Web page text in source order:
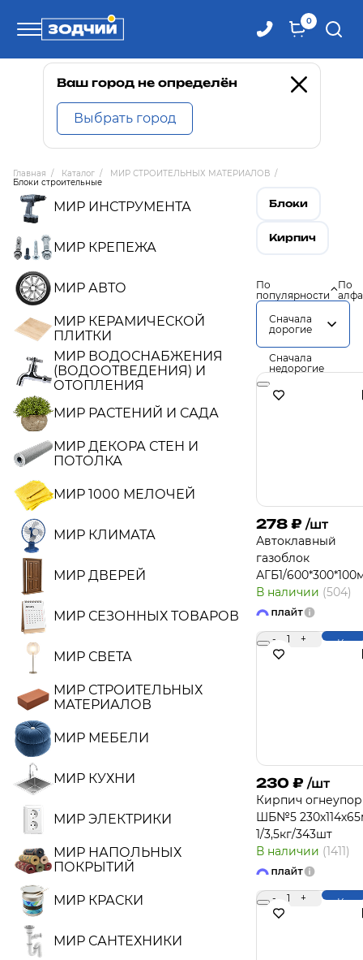
0
Телефоны
8 800 100-71-71
8 (4242) 30-00-27
8 (4242) 30-00-72
Ваш город не определён
Выбрать город
Главная / Каталог / МИР СТРОИТЕЛЬНЫХ МАТЕРИАЛОВ /
Блоки строительные
МИР ИНСТРУМЕНТА
МИР КРЕПЕЖА
МИР АВТО
МИР КЕРАМИЧЕСКОЙ
ПЛИТКИ
МИР ВОДОСНАБЖЕНИЯ
(ВОДООТВЕДЕНИЯ) И
ОТОПЛЕНИЯ
МИР РАСТЕНИЙ И САДА
МИР ДЕКОРА СТЕН И
ПОТОЛКА
МИР 1000 МЕЛОЧЕЙ
МИР КЛИМАТА
МИР ДВЕРЕЙ
МИР СЕЗОННЫХ ТОВАРОВ
МИР СВЕТА
МИР СТРОИТЕЛЬНЫХ
МАТЕРИАЛОВ
МИР МЕБЕЛИ
МИР КУХНИ
МИР ЭЛЕКТРИКИ
МИР НАПОЛЬНЫХ
ПОКРЫТИЙ
МИР КРАСКИ
МИР САНТЕХНИКИ
Блоки
Кирпич
По
популярности
По
Сначала
дорогие
Сначала
недорогие
278 ₽ /шт
Автоклавный
газоблок
АГБ1/
В наличии (504)
- 1 +
230 ₽ /шт
Кирпич
ШБ№5
1/3,5кг/343шт
В наличии (1411)
- 1 +